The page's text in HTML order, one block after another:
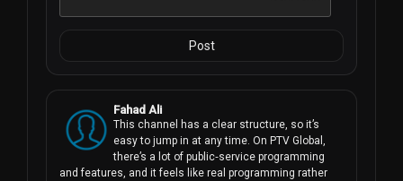
Post
Fahad Ali
This channel has a clear structure, so it’s
easy to jump in at any time. On PTV Global,
there’s a lot of public‑service programming
and features, and it feels like real programming rather